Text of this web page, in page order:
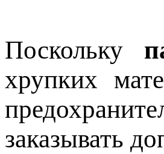
Поскольку
хрупких
заказывать